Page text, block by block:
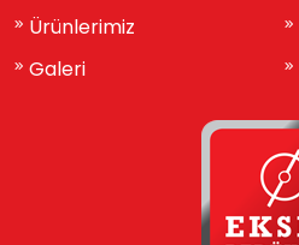
Ürünlerimiz
Galeri